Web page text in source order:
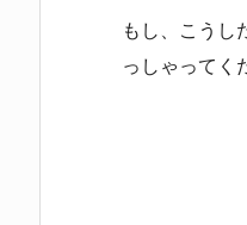
もし、こうし
っしゃってく